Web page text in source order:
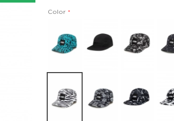
Color